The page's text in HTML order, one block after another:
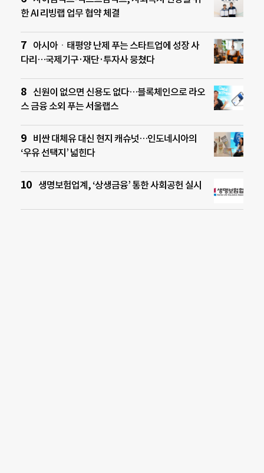
한 AI 리빙랩 업무 협약 체결
아시아ㆍ태평양 난제 푸는 스타트업에 성장 사
다리…국제기구·재단·투자사 뭉쳤다
신원이 없으면 신용도 없다…블록체인으로 라오
스 금융 소외 푸는 서울랩스
비싼 대체유 대신 현지 캐슈넛…인도네시아의
‘우유 선택지’ 넓힌다
생명보험업계, ‘상생금융’ 통한 사회공헌 실시